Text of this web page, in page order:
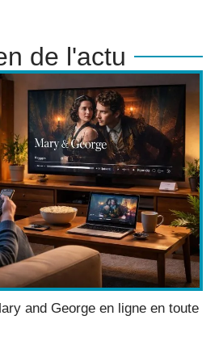
de l'actu
and George en ligne en toute